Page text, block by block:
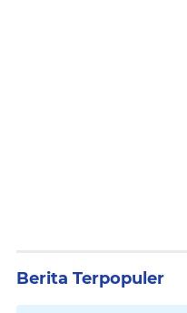
Berita Terpopuler